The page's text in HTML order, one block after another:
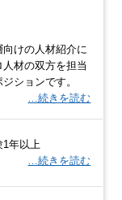
向けの人材紹介に
材の双方を担当
ションです。
…続きを読む
1年以上
…続きを読む